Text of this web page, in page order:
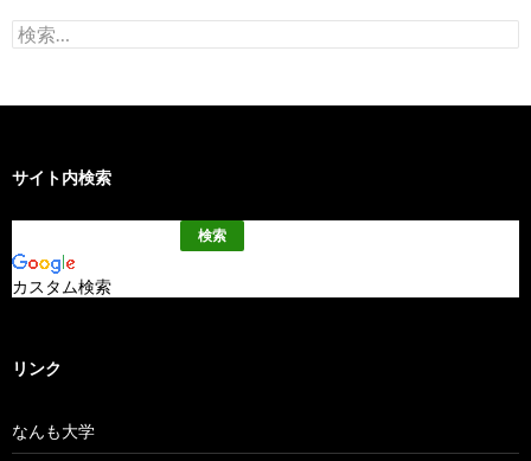
検
索:
サイト内検索
カスタム検索
リンク
なんも大学